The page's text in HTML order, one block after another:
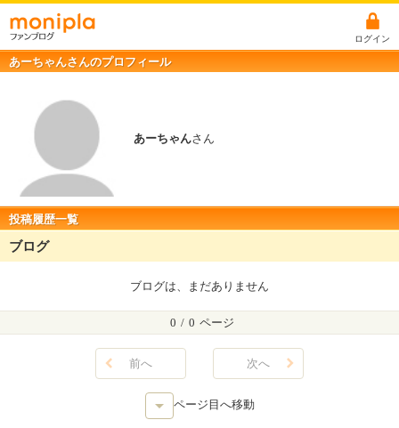
ログイン
あーちゃんさんのプロフィール
あーちゃんさん
投稿履歴一覧
ブログ
ブログは、まだありません
0 / 0 ページ
前へ 次へ
ページ目へ移動